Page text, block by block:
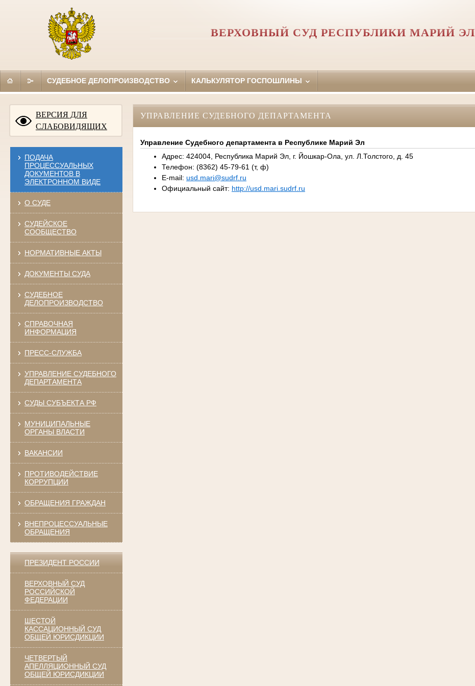
ВЕРХОВНЫЙ СУД РЕСПУБЛИКИ МАРИЙ ЭЛ
СУДЕБНОЕ ДЕЛОПРОИЗВОДСТВО КАЛЬКУЛЯТОР ГОСПОШЛИНЫ
ВЕРСИЯ ДЛЯ
СЛАБОВИДЯЩИХ
ПОДАЧА
ПРОЦЕССУАЛЬНЫХ
ДОКУМЕНТОВ В
ЭЛЕКТРОННОМ ВИДЕ
О СУДЕ
СУДЕЙСКОЕ
СООБЩЕСТВО
НОРМАТИВНЫЕ АКТЫ
ДОКУМЕНТЫ СУДА
СУДЕБНОЕ
ДЕЛОПРОИЗВОДСТВО
СПРАВОЧНАЯ
ИНФОРМАЦИЯ
ПРЕСС-СЛУЖБА
УПРАВЛЕНИЕ СУДЕБНОГО
ДЕПАРТАМЕНТА
СУДЫ СУБЪЕКТА РФ
МУНИЦИПАЛЬНЫЕ
ОРГАНЫ ВЛАСТИ
ВАКАНСИИ
ПРОТИВОДЕЙСТВИЕ
КОРРУПЦИИ
ОБРАЩЕНИЯ ГРАЖДАН
ВНЕПРОЦЕССУАЛЬНЫЕ
ОБРАЩЕНИЯ
ПРЕЗИДЕНТ РОССИИ
ВЕРХОВНЫЙ СУД
РОССИЙСКОЙ
ФЕДЕРАЦИИ
ШЕСТОЙ
КАССАЦИОННЫЙ СУД
ОБЩЕЙ ЮРИСДИКЦИИ
ЧЕТВЕРТЫЙ
АПЕЛЛЯЦИОННЫЙ СУД
ОБЩЕЙ ЮРИСДИКЦИИ
УПРАВЛЕНИЕ СУДЕБНОГО ДЕПАРТАМЕНТА
Управление Судебного департамента в Республике Марий Эл
Адрес: 424004, Республика Марий Эл, г. Йошкар-Ола, ул. Л.Толстого, д. 45
Телефон: (8362) 45-79-61 (т, ф)
E-mail: usd.mari@sudrf.ru
Официальный сайт: http://usd.mari.sudrf.ru